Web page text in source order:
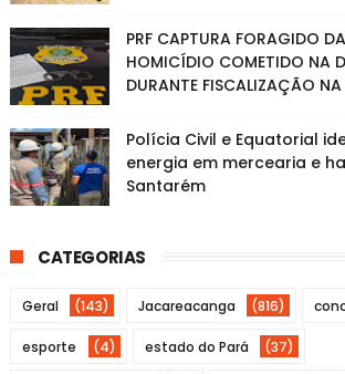
PRF CAPTURA FORAGIDO
HOMICÍDIO COMETIDO NA
DURANTE FISCALIZAÇÃO
Polícia Civil e Equatorial
energia em mercearia e
Santarém
CATEGORIAS
Geral (143) Jacareacanga (816)
esporte (4) estado do Pará (37)